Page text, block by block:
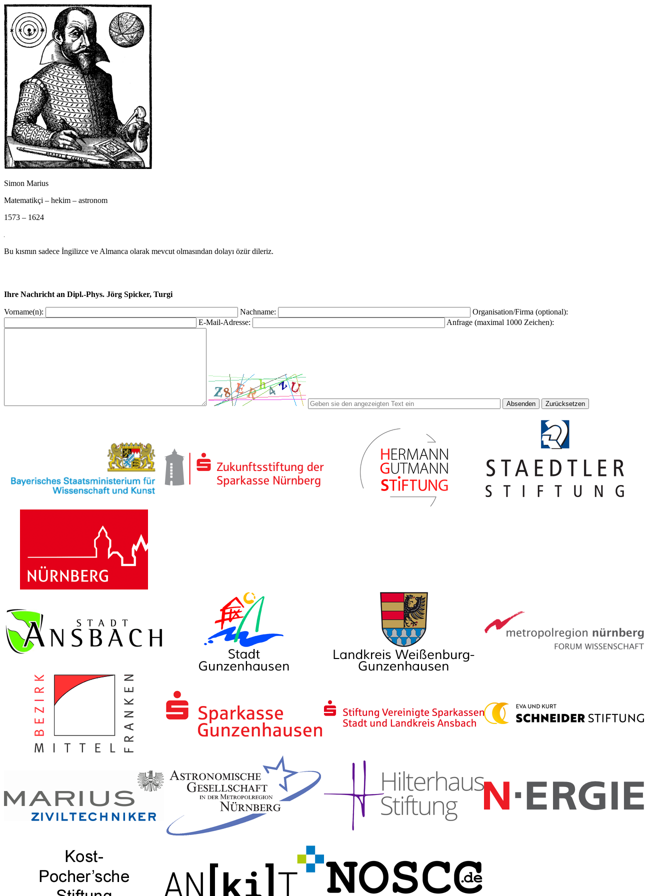
Simon Marius
Matematikçi – hekim – astronom
1573 – 1624
Bu kısmın sadece İngilizce ve Almanca olarak mevcut olmasından dolayı özür dileriz.
Ihre Nachricht an Dipl.-Phys. Jörg Spicker, Turgi
Vorname(n): Nachname:
Organisation/Firma (optional):
E-Mail-Adresse:
Anfrage (maximal 1000 Zeichen):